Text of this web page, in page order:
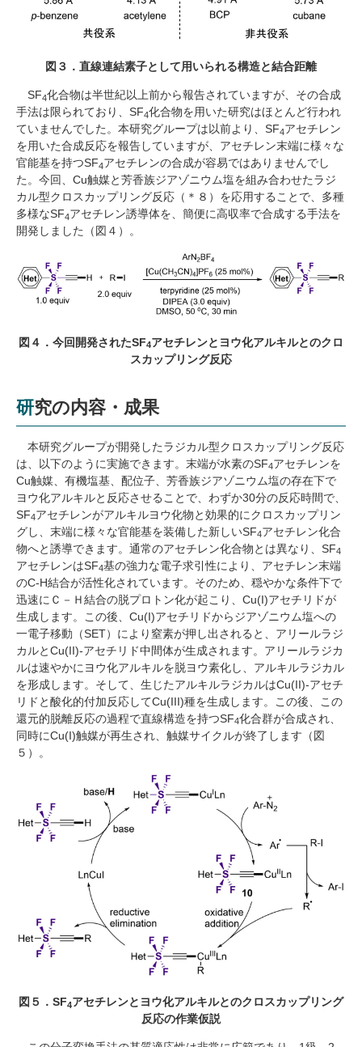
図３．直線連結素子として用いられる構造と結合距離
SF4化合物は半世紀以上前から報告されていますが、その合成
手法は限られており、 SF4化合物を用いた研究はほとんど行われ
ていませんでした。本研究グループは以前より、 SF4アセチレン
を用いた合成反応を報告していますが、アセチレン末端に様々な
官能基を持つSF4アセチレンの合成が容易ではありませんでし
た。今回、 Cu触媒と芳香族ジアゾニウム塩を組み合わせたラジ
カル型クロスカップリング反応（＊８）を応用することで、多種
多様なSF4アセチレン誘導体を、簡便に高収率で合成する手法を
開発しました（図４）。
図４．今回開発されたSF4アセチレンとヨウ化アルキルとのクロ
スカップリング反応
研究の内容・成果
本研究グループが開発したラジカル型クロスカップリング反応
は、以下のように実施できます。末端が水素のSF4アセチレンを
Cu触媒、有機塩基、配位子、芳香族ジアゾニウム塩の存在下で
ヨウ化アルキルと反応させることで、わずか30分の反応時間で、
SF4アセチレンがアルキルヨウ化物と効果的にクロスカップリン
グし、末端に様々な官能基を装備した新しいSF4アセチレン化合
物へと誘導できます。通常のアセチレン化合物とは異なり、 SF4
アセチレンはSF4基の強力な電子求引性により、アセチレン末端
のC-H結合が活性化されています。そのため、穏やかな条件下で
迅速にＣ－Ｈ結合の脱プロトン化が起こり、 Cu(I)アセチリドが
生成します。この後、 Cu(I)アセチリドからジアゾニウム塩への
一電子移動（SET）により窒素が押し出されると、アリールラジ
カルとCu(II)-アセチリド中間体が生成されます。アリールラジカ
ルは速やかにヨウ化アルキルを脱ヨウ素化し、アルキルラジカル
を形成します。そして、生じたアルキルラジカルはCu(II)-アセチ
リドと酸化的付加反応してCu(III)種を生成します。この後、この
還元的脱離反応の過程で直線構造を持つSF4化合群が合成され、
同時にCu(I)触媒が再生され、触媒サイクルが終了します（図
５）。
図５．SF4アセチレンとヨウ化アルキルとのクロスカップリング
反応の作業仮説